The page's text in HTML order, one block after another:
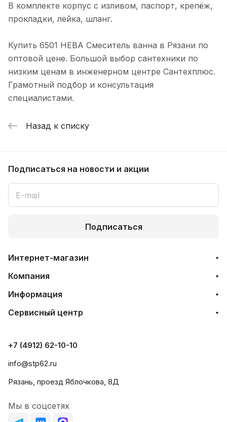
В комплекте корпус с изливом, паспорт, крепёж,
прокладки, лейка, шланг.
Купить 6501 НЕВА Смеситель ванна в Рязани по
оптовой цене. Большой выбор сантехники по
низким ценам в инженерном центре Сантехплюс.
Грамотный подбор и консультация
специалистами.
Назад к списку
Подписаться на новости и акции
Подписаться
Интернет-магазин
Компания
Информация
Сервисный центр
+7 (4912) 62-10-10
info@stp62.ru
Рязань, проезд Яблочкова, 8Д
Мы в соцсетях